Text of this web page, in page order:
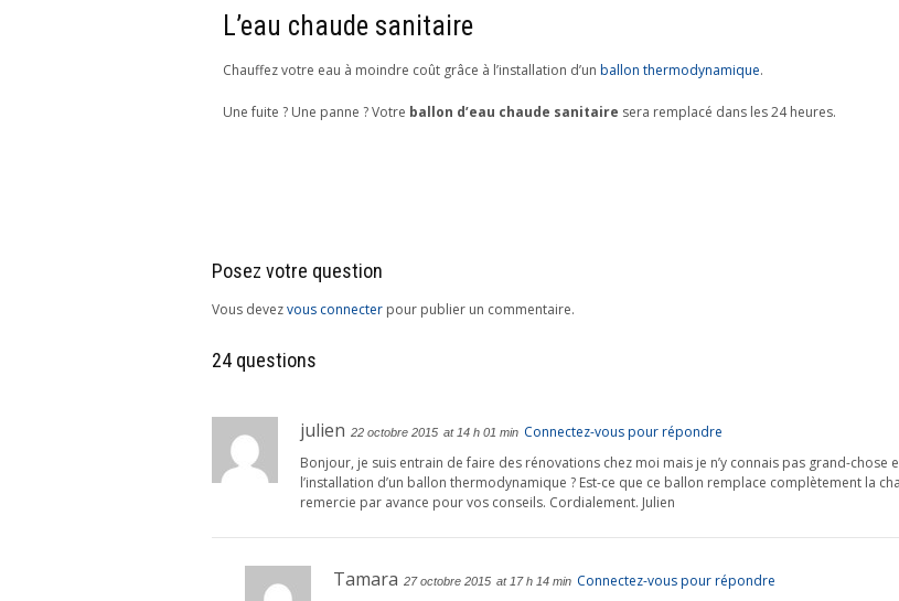
L’eau chaude sanitaire
Chauffez votre eau à moindre coût grâce à l’installation d’un ballon thermodynamique.
Une fuite ? Une panne ? Votre ballon d’eau chaude sanitaire sera remplacé dans les 24 heures.
Posez votre question
Vous devezvous connecter pour publier un commentaire.
24 questions
julien 22 octobre 2015 at 14 h 01 min Connectez-vous pour répondre
Bonjour, je suis entrain de faire des rénovations chez moi mais je n’y connais pas grand-
l’installation d’un ballon thermodynamique ? Est-ce que ce ballon remplace complètement la
remercie par avance pour vos conseils. Cordialement. Julien
Tamara 27 octobre 2015 at 17 h 14 min Connectez-vous pour répondre